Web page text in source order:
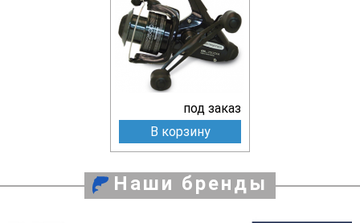
под заказ
В корзину
Наши бренды